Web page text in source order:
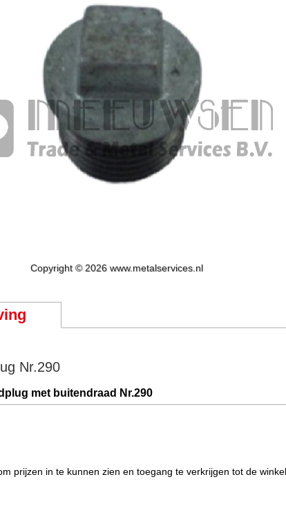
Copyright © 2026 www.metalservices.nl
Nr.290
met buitendraad Nr.290
prijzen in te kunnen zien en toegang te verkrijgen tot de